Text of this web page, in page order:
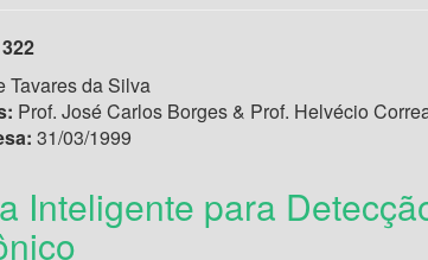
Tavares da Silva
Prof. José Carlos Borges & Prof. Helvécio
31/03/1999
Inteligente para